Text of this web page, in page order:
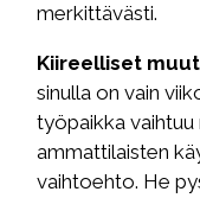
merkittävästi.
Kiireelliset
sinulla on vain
työpaikka vaihtuu
ammattilaisten
vaihtoehto. He